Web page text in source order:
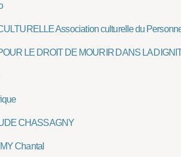
Association culturelle du
LE DROIT DE MOURIR DANS LA
CHASSAGNY
Chantal